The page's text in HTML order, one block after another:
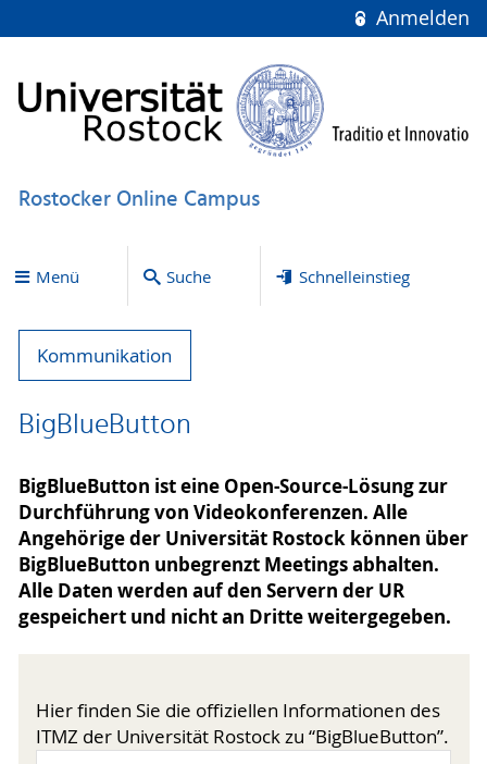
Anmelden
Rostocker Online Campus
Menü Suche Schnelleinstieg
Kommunikation
BigBlueButton
BigBlueButton ist eine Open-Source-Lösung zur
Durchführung von Videokonferenzen. Alle
Angehörige der Universität Rostock können über
BigBlueButton unbegrenzt Meetings abhalten.
Alle Daten werden auf den Servern der UR
gespeichert und nicht an Dritte weitergegeben.
Hier finden Sie die offiziellen Informationen des
ITMZ der Universität Rostock zu “BigBlueButton”.